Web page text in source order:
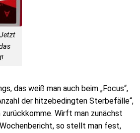
das weiß man auch beim „Focus“,
der hitzebedingten Sterbefälle“,
Wirft man zunächst
so stellt man fest,